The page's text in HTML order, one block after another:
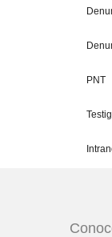
PNT